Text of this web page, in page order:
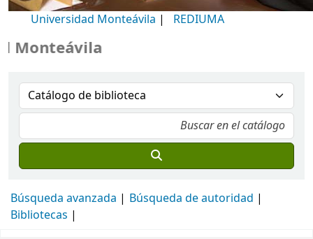
Universidad Monteávila | REDIUMA
Búsqueda avanzada
Búsqueda de autoridad
Bibliotecas